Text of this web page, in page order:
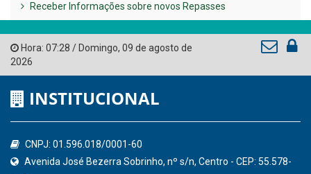
Governo de Pernambuco
Tribunal de Contas do Estado de Pernambuco
Ministério Público do Estado de Pernambuco
Controladoria-Geral da União
Confederação Nacional de Municípios - CNM
QEdu